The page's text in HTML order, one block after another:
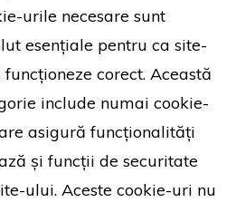
urile necesare sunt
esențiale pentru ca site-
funcționeze corect. Această
include numai cookie-
asigură funcționalități
și funcții de securitate
ului. Aceste cookie-uri nu